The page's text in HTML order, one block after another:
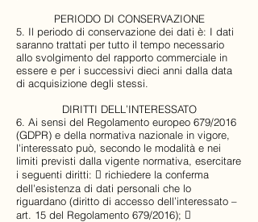
PERIODO DI CONSERVAZIONE
5. Il periodo di conservazione dei dati è: I dati
saranno trattati per tutto il tempo necessario
allo svolgimento del rapporto commerciale in
essere e per i successivi dieci anni dalla data
di acquisizione degli stessi.
DIRITTI DELL’INTERESSATO
6. Ai sensi del Regolamento europeo 679/2016
(GDPR) e della normativa nazionale in vigore,
l'interessato può, secondo le modalità e nei
limiti previsti dalla vigente normativa, esercitare
i seguenti diritti:  richiedere la conferma
dell'esistenza di dati personali che lo
riguardano (diritto di accesso dell’interessato –
art. 15 del Regolamento 679/2016); 